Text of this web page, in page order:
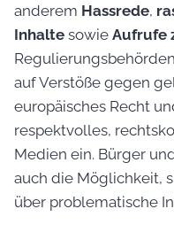
anderem Hassrede,
Inhalte sowie Aufrufe
auf Verstöße gegen
europäisches Recht
respektvolles,
Medien ein. Bürger
auch die Möglichkeit,
über problematische